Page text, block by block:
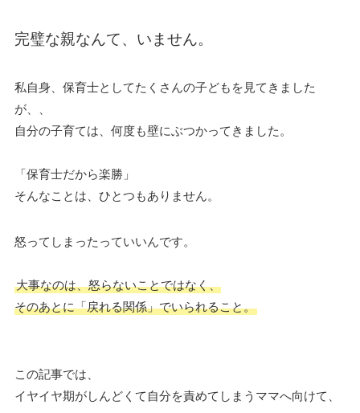
完璧な親なんて、いません。
私自身、保育士としてたくさんの子どもを見てきました
が、、
自分の子育ては、何度も壁にぶつかってきました。
「保育士だから楽勝」
そんなことは、ひとつもありません。
怒ってしまったっていいんです。
大事なのは、怒らないことではなく、
そのあとに「戻れる関係」でいられること。
この記事では、
イヤイヤ期がしんどくて自分を責めてしまうママへ向けて、